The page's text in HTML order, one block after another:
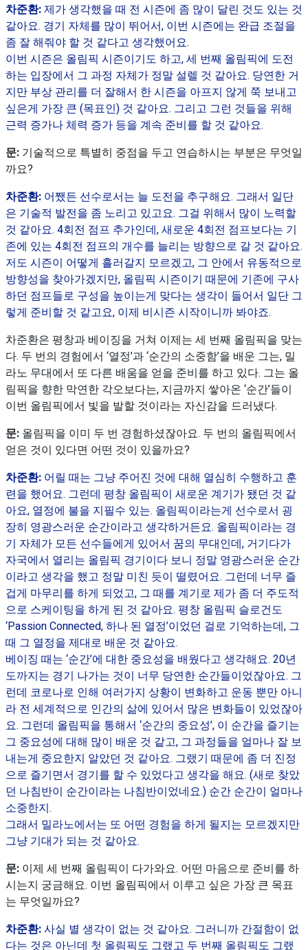
차준환:제가 생각했을 때 전 시즌에 좀 많이 달린 것도 있는 것
같아요. 경기 자체를 많이 뛰어서, 이번 시즌에는 완급 조절을
좀 잘 해줘야 할 것 같다고 생각했어요.
이번 시즌은 올림픽 시즌이기도 하고, 세 번째 올림픽에 도전
하는 입장에서 그 과정 자체가 정말 설렐 것 같아요. 당연한 거
지만 부상 관리를 더 잘해서 한 시즌을 아프지 않게 쭉 보내고
싶은게 가장 큰 (목표인) 것 같아요. 그리고 그런 것들을 위해
근력 증가나 체력 증가 등을 계속 준비를 할 것 같아요.
문: 기술적으로 특별히 중점을 두고 연습하시는 부분은 무엇일
까요?
차준환: 어쨌든 선수로서는 늘 도전을 추구해요. 그래서 일단
은 기술적 발전을 좀 노리고 있고요. 그걸 위해서 많이 노력할
것 같아요. 4회전 점프 추가인데, 새로운 4회전 점프보다는 기
존에 있는 4회전 점프의 개수를 늘리는 방향으로 갈 것 같아요.
저도 시즌이 어떻게 흘러갈지 모르겠고, 그 안에서 유동적으로
방향성을 찾아가겠지만, 올림픽 시즌이기 때문에 기존에 구사
하던 점프들로 구성을 높이는게 맞다는 생각이 들어서 일단 그
렇게 준비할 것 같고요, 이제 비시즌 시작이니까 봐야죠.
차준환은 평창과 베이징을 거쳐 이제는 세 번째 올림픽을 맞는
다. 두 번의 경험에서 ‘열정’과 ‘순간의 소중함’을 배운 그는, 밀
라노 무대에서 또 다른 배움을 얻을 준비를 하고 있다. 그는 올
림픽을 향한 막연한 각오보다는, 지금까지 쌓아온 ‘순간’들이
이번 올림픽에서 빛을 발할 것이라는 자신감을 드러냈다.
문: 올림픽을 이미 두 번 경험하셨잖아요. 두 번의 올림픽에서
얻은 것이 있다면 어떤 것이 있을까요?
차준환: 어릴 때는 그냥 주어진 것에 대해 열심히 수행하고 훈
련을 했어요. 그런데 평창 올림픽이 새로운 계기가 됐던 것 같
아요, 열정에 불을 지필수 있는. 올림픽이라는게 선수로서 굉
장히 영광스러운 순간이라고 생각하거든요. 올림픽이라는 경
기 자체가 모든 선수들에게 있어서 꿈의 무대인데, 거기다가
자국에서 열리는 올림픽 경기이다 보니 정말 영광스러운 순간
이라고 생각을 했고 정말 미친 듯이 떨렸어요. 그런데 너무 즐
겁게 마무리를 하게 되었고, 그 때를 계기로 제가 좀 더 주도적
으로 스케이팅을 하게 된 것 같아요. 평창 올림픽 슬로건도
‘Passion Connected, 하나 된 열정’이었던 걸로 기억하는데, 그
때 그 열정을 제대로 배운 것 같아요.
베이징 때는 ‘순간’에 대한 중요성을 배웠다고 생각해요. 20년
도까지는 경기 나가는 것이 너무 당연한 순간들이었잖아요. 그
런데 코로나로 인해 여러가지 상황이 변화하고 운동 뿐만 아니
라 전 세계적으로 인간의 삶에 있어서 많은 변화들이 있었잖아
요. 그런데 올림픽을 통해서 ‘순간의 중요성’, 이 순간을 즐기는
그 중요성에 대해 많이 배운 것 같고, 그 과정들을 얼마나 잘 보
내는게 중요한지 알았던 것 같아요. 그랬기 때문에 좀 더 진정
으로 즐기면서 경기를 할 수 있었다고 생각을 해요. (새로 찾았
던 나침반이 순간이라는 나침반이었네요.) 순간 순간이 얼마나
소중한지.
그래서 밀라노에서는 또 어떤 경험을 하게 될지는 모르겠지만
그냥 기대가 되는 것 같아요.
문: 이제 세 번째 올림픽이 다가와요. 어떤 마음으로 준비를 하
시는지 궁금해요. 이번 올림픽에서 이루고 싶은 가장 큰 목표
는 무엇일까요?
차준환:사실 별 생각이 없는 것 같아요. 그러니까 간절함이 없
다는 것은 아닌데 첫 올림픽도 그랬고 두 번째 올림픽도 그랬